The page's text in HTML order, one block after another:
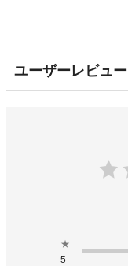
ユーザーレビュー
★
5